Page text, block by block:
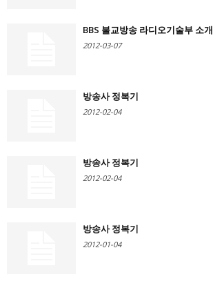
BBS 불교방송 라디오기술부 소개
2012-03-07
방송사 정복기
2012-02-04
방송사 정복기
2012-02-04
방송사 정복기
2012-01-04